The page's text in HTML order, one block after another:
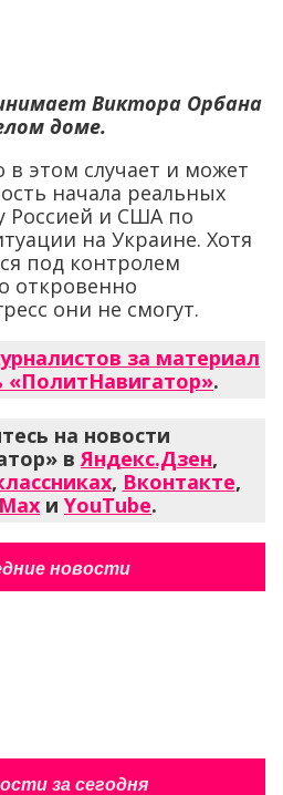
Виктора Орбана
доме.
в этом случает и может
начала реальных
Россией и США по
на Украине. Хотя
под контролем
откровенно
они не смогут.
за материал
.
на новости
в Яндекс.Дзен,
, Вконтакте,
Max и YouTube.
новости
за сегодня